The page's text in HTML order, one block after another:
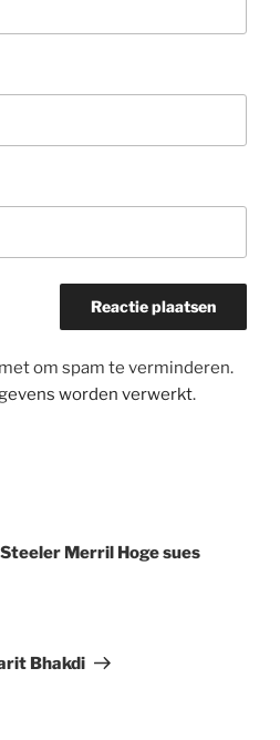
om spam te verminderen.
worden verwerkt.
Merril Hoge sues
Bhakdi